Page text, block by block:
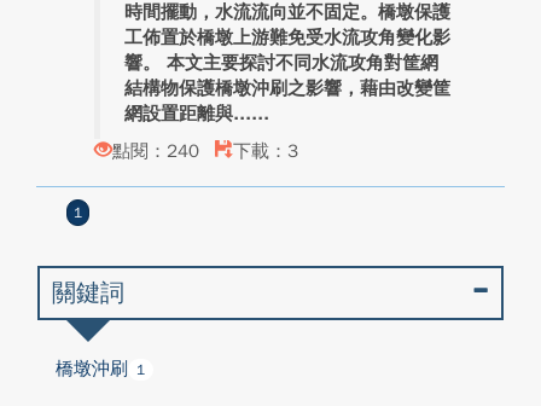
時間擺動，水流流向並不固定。橋墩保護
工佈置於橋墩上游難免受水流攻角變化影
響。 本文主要探討不同水流攻角對筐網
結構物保護橋墩沖刷之影響，藉由改變筐
網設置距離與...
點閱：240
下載：3
1
關鍵詞
橋墩沖刷 1